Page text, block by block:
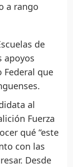
a rango
de
apoyos
que
al
Fuerza
qué “este
con las
Desde